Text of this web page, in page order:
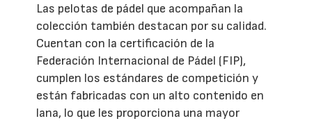
Las pelotas de pádel que acompañan la
colección también destacan por su calidad.
Cuentan con la certificación de la
Federación Internacional de Pádel (FIP),
cumplen los estándares de competición y
están fabricadas con un alto contenido en
lana, lo que les proporciona una mayor